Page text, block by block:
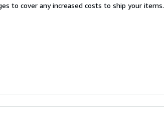
to cover any increased costs to ship your items.